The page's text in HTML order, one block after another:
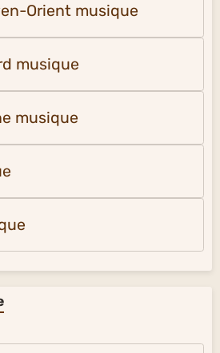
Orient musique
musique
musique